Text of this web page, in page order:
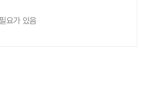
요가 있음